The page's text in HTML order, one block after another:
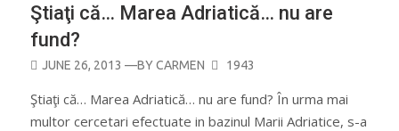
Ştiaţi că… Marea Adriatică… nu are
fund?
POSTED
JUNE 26, 2013 —BYCARMEN 1943
Ştiaţi că… Marea Adriatică… nu are fund? În urma mai
multor cercetari efectuate in bazinul Marii Adriatice, s-a